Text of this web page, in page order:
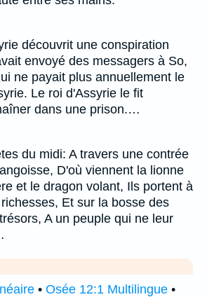
découvrit une conspiration
envoyé des messagers à So,
ne payait plus annuellement le
Le roi d'Assyrie le fit
dans une prison.…
du midi: A travers une contrée
D'où viennent la lionne
et le dragon volant, Ils portent à
Et sur la bosse des
A un peuple qui ne leur
• Osée 12:1 Multilingue •